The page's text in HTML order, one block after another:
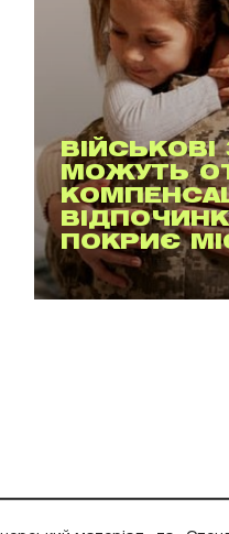
МОЖУТЬ
ПОКРИЄ